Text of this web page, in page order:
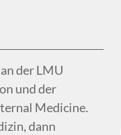
der LMU
und der
Medicine.
dann